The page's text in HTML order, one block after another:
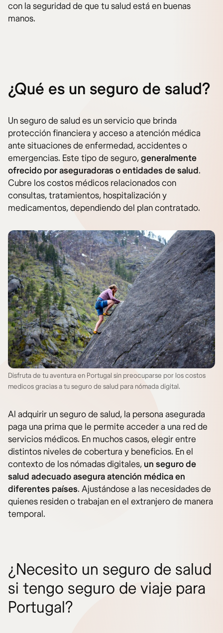
con la seguridad de que tu salud está en buenas
manos.
¿Qué es un seguro de salud?
Un seguro de salud es un servicio que brinda
protección financiera y acceso a atención médica
ante situaciones de enfermedad, accidentes o
emergencias. Este tipo de seguro,generalmente
ofrecido por aseguradoras o entidades de salud.
Cubre los costos médicos relacionados con
consultas, tratamientos, hospitalización y
medicamentos, dependiendo del plan contratado.
Disfruta de tu aventura en Portugal sin preocuparse por los costos
medicos gracias a tu seguro de salud para nómada digital.
Al adquirir un seguro de salud, la persona asegurada
paga una prima que le permite acceder a una red de
servicios médicos. En muchos casos, elegir entre
distintos niveles de cobertura y beneficios. En el
contexto de los nómadas digitales, un seguro de
salud adecuado asegura atención médica en
diferentes países. Ajustándose a las necesidades de
quienes residen o trabajan en el extranjero de manera
temporal.
¿Necesito un seguro de salud
si tengo seguro de viaje para
Portugal?